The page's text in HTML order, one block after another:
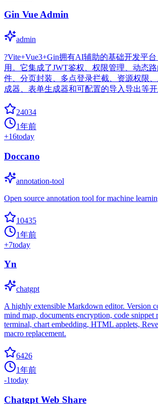
Gin Vue Admin
admin
?Vite+Vue3+Gin拥有AI辅助的基础开发平台
用。它集成了JWT鉴权、权限管理、动态
件、分页封装、多点登录拦截、资源权限
成器、表单生成器和可配置的导入导出等开
24034
1年前
+16today
Doccano
annotation-tool
Open source annotation tool for machine
10435
1年前
+7today
Yn
chatgpt
A highly extensible Markdown editor. Version
mind map, documents encryption, code snippet
terminal, chart embedding, HTML applets,
macro replacement.
6426
1年前
-1today
Chatgpt Web Share